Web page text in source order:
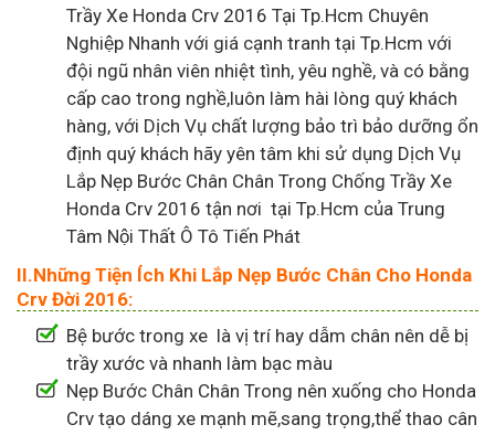
Trầy Xe Honda Crv 2016 Tại Tp.Hcm Chuyên
Nghiệp Nhanh với giá cạnh tranh tại Tp.Hcm với
đội ngũ nhân viên nhiệt tình, yêu nghề, và có bằng
cấp cao trong nghề,luôn làm hài lòng quý khách
hàng, với Dịch Vụ chất lượng bảo trì bảo dưỡng ổn
định quý khách hãy yên tâm khi sử dụng Dịch Vụ
Lắp Nẹp Bước Chân Chân Trong Chống Trầy Xe
Honda Crv 2016 tận nơi tại Tp.Hcm của Trung
Tâm Nội Thất Ô Tô Tiến Phát
II.Những Tiện Ích Khi Lắp Nẹp Bước Chân Cho Honda
Crv Đời 2016:
Bệ bước trong xe là vị trí hay dẫm chân nên dễ bị
trầy xước và nhanh làm bạc màu
Nẹp Bước Chân Chân Trong nên xuống cho Honda
Crv tạo dáng xe mạnh mẽ,sang trọng,thể thao cân